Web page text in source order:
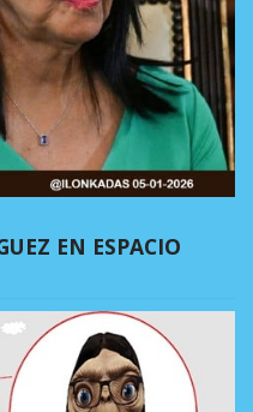
EN ESPACIO